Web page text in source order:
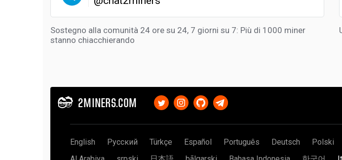
Sostegno alla comunità 24 ore su 24, 7 giorni su 7: Più di 1000 miner
stanno chiacchierando
2MINERS.COM
English Русский Türkçe Español Português Deutsch Polski